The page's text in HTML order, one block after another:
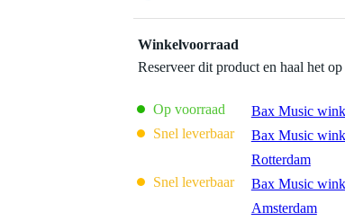
Winkelvoorraad
Reserveer dit product en haal het
Op voorraad Bax Music
Snel leverbaar
Bax Music
Rotterdam
Snel leverbaar
Bax Music
Amsterdam